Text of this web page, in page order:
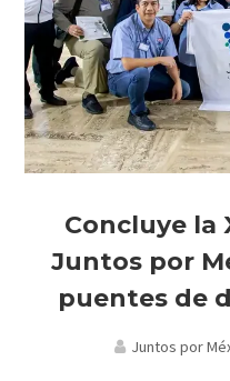
Concluye la
Juntos por
puentes de
Juntos por